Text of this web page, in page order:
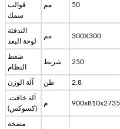
قوالب
سمك
مم 50
التدفئة
لوحة البعد
مم 300X300
ضغط
النظام
شريط 250
آلة الوزن طن 2.8
آلة خافت.
(كسوكس)
م 900x810x2735
مضخة